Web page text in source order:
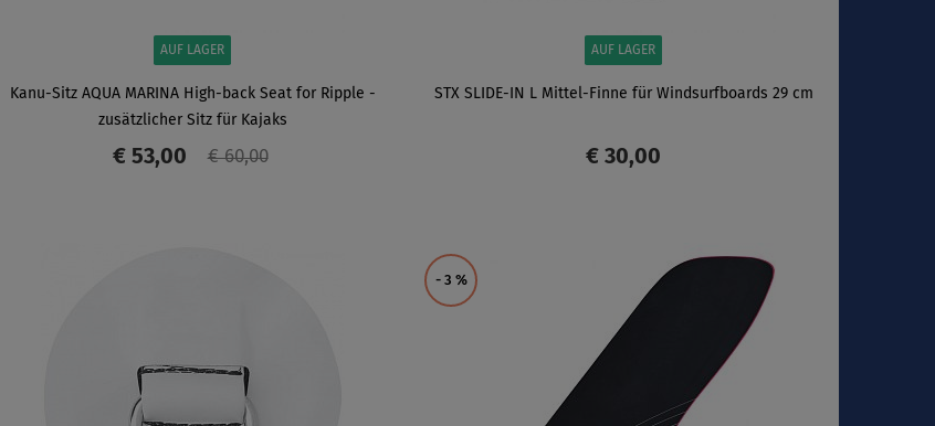
AUF LAGER
Kanu-Sitz AQUA MARINA High-back Seat for Ripple -
zusätzlicher Sitz für Kajaks
€ 53,00 € 60,00
AUF LAGER
STX SLIDE-IN L Mittel-Finne für Windsurfboards 29 cm
€ 30,00
- 3 %